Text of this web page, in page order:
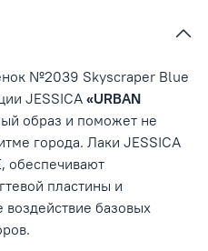
№2039 Skyscraper Blue
JESSICA «URBAN
образ и поможет не
города. Лаки JESSICA
обеспечивают
пластины и
воздействие базовых